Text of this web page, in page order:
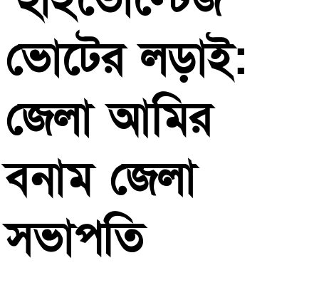
ভোটের লড়াই:
জেলা আমির
বনাম জেলা
সভাপতি